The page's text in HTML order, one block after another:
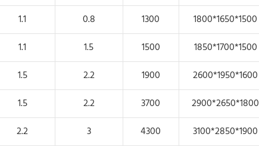
1.1 0.8 1300
1800*1650*1500
1.1 1.5 1500
1850*1700*1500
1.5 2.2 1900
2600*1950*1600
1.5 2.2 3700
2900*2650*1800
2.2 3 4300 3100*2850*1900